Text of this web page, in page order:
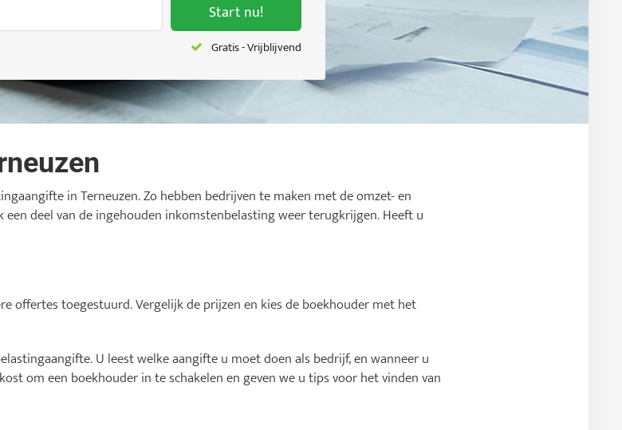
Start nu!
Gratis - Vrijblijvend
in Terneuzen. Zo hebben bedrijven te maken met de omzet- en
deel van de ingehouden inkomstenbelasting weer terugkrijgen. Heeft u
offertes toegestuurd. Vergelijk de prijzen en kies de boekhouder met het
U leest welke aangifte u moet doen als bedrijf, en wanneer u
om een boekhouder in te schakelen en geven we u tips voor het vinden van